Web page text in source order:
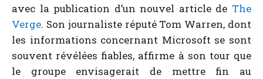
avec la publication d’un nouvel article de The
Verge. Son journaliste réputé Tom Warren, dont
les informations concernant Microsoft se sont
souvent révélées fiables, affirme à son tour que
le groupe envisagerait de mettre fin au